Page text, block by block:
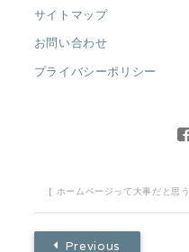
サイトマップ
お問い合わせ
プライバシーポリシー
[ ホームページって大事だと思う
Previous